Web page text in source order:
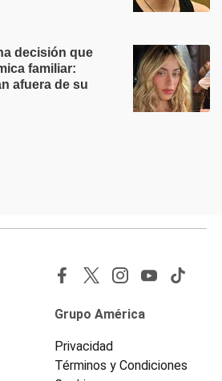
decisión que
familiar:
afuera de su
Grupo América
Privacidad
Términos y Condiciones